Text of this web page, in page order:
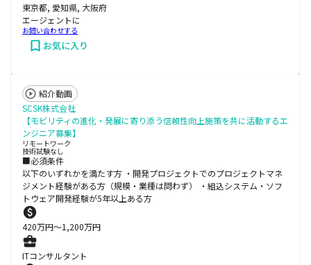
東京都, 愛知県, 大阪府
エージェントに
お問い合わせする
お気に入り
紹介動画
SCSK株式会社
【モビリティの進化・発展に寄り添う信頼性向上施策を共に活動するエ
ンジニア募集】
リモートワーク
技術試験なし
■必須条件
以下のいずれかを満たす方 ・開発プロジェクトでのプロジェクトマネ
ジメント経験がある方（規模・業種は問わず） ・組込システム・ソフ
トウェア開発経験が5年以上ある方
420万円〜1,200万円
ITコンサルタント